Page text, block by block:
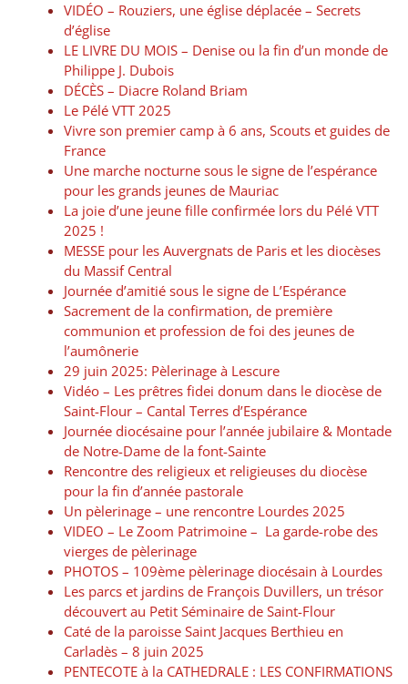
VIDÉO – Rouziers, une église déplacée – Secrets
d’église
LE LIVRE DU MOIS – Denise ou la fin d’un monde de
Philippe J. Dubois
DÉCÈS – Diacre Roland Briam
Le Pélé VTT 2025
Vivre son premier camp à 6 ans, Scouts et guides de
France
Une marche nocturne sous le signe de l’espérance
pour les grands jeunes de Mauriac
La joie d’une jeune fille confirmée lors du Pélé VTT
2025 !
MESSE pour les Auvergnats de Paris et les diocèses
du Massif Central
Journée d’amitié sous le signe de L’Espérance
Sacrement de la confirmation, de première
communion et profession de foi des jeunes de
l’aumônerie
29 juin 2025: Pèlerinage à Lescure
Vidéo – Les prêtres fidei donum dans le diocèse de
Saint-Flour – Cantal Terres d’Espérance
Journée diocésaine pour l’année jubilaire & Montade
de Notre-Dame de la font-Sainte
Rencontre des religieux et religieuses du diocèse
pour la fin d’année pastorale
Un pèlerinage – une rencontre Lourdes 2025
VIDEO – Le Zoom Patrimoine – La garde-robe des
vierges de pèlerinage
PHOTOS – 109ème pèlerinage diocésain à Lourdes
Les parcs et jardins de François Duvillers, un trésor
découvert au Petit Séminaire de Saint-Flour
Caté de la paroisse Saint Jacques Berthieu en
Carladès – 8 juin 2025
PENTECOTE à la CATHEDRALE : LES CONFIRMATIONS